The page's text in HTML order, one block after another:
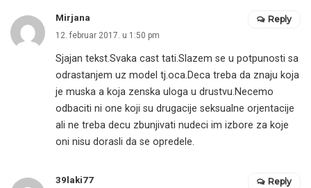
Mirjana
12. februar 2017. u 1:50 pm
Sjajan tekst.Svaka cast tati.Slazem se u potpunosti sa
odrastanjem uz model tj.oca.Deca treba da znaju koja
je muska a koja zenska uloga u drustvu.Necemo
odbaciti ni one koji su drugacije seksualne orjentacije
ali ne treba decu zbunjivati nudeci im izbore za koje
oni nisu dorasli da se opredele.
Reply
39laki77 Reply